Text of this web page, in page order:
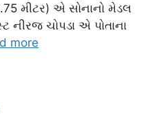
મીટર) એ સોનાનો મેડલ
નીરજ ચોપડા એ પોતાના
more